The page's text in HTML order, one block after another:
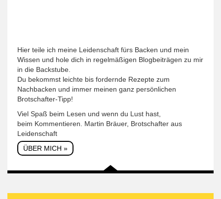
Hier teile ich meine Leidenschaft fürs Backen und mein
Wissen und hole dich in regelmäßigen Blogbeiträgen zu mir
in die Backstube.
Du bekommst leichte bis fordernde Rezepte zum
Nachbacken und immer meinen ganz persönlichen
Brotschafter-Tipp!
Viel Spaß beim Lesen und wenn du Lust hast,
beim Kommentieren. Martin Bräuer, Brotschafter aus
Leidenschaft
ÜBER MICH »